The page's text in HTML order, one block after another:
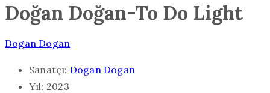
Doğan Doğan-To Do Light
Dogan Dogan
Sanatçı: Dogan Dogan
Yıl: 2023